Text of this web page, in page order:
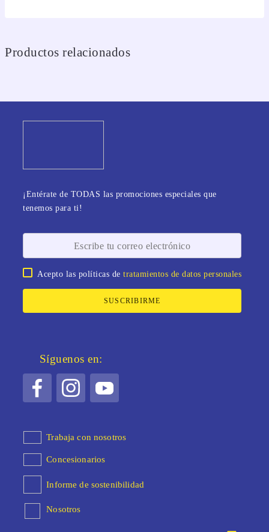
Productos relacionados
¡Entérate de TODAS las promociones especiales que
tenemos para ti!
Acepto las políticas detratamientos de datos personales
SUSCRIBIRME
Síguenos en:
Trabaja con nosotros
Concesionarios
Informe de sostenibilidad
Nosotros